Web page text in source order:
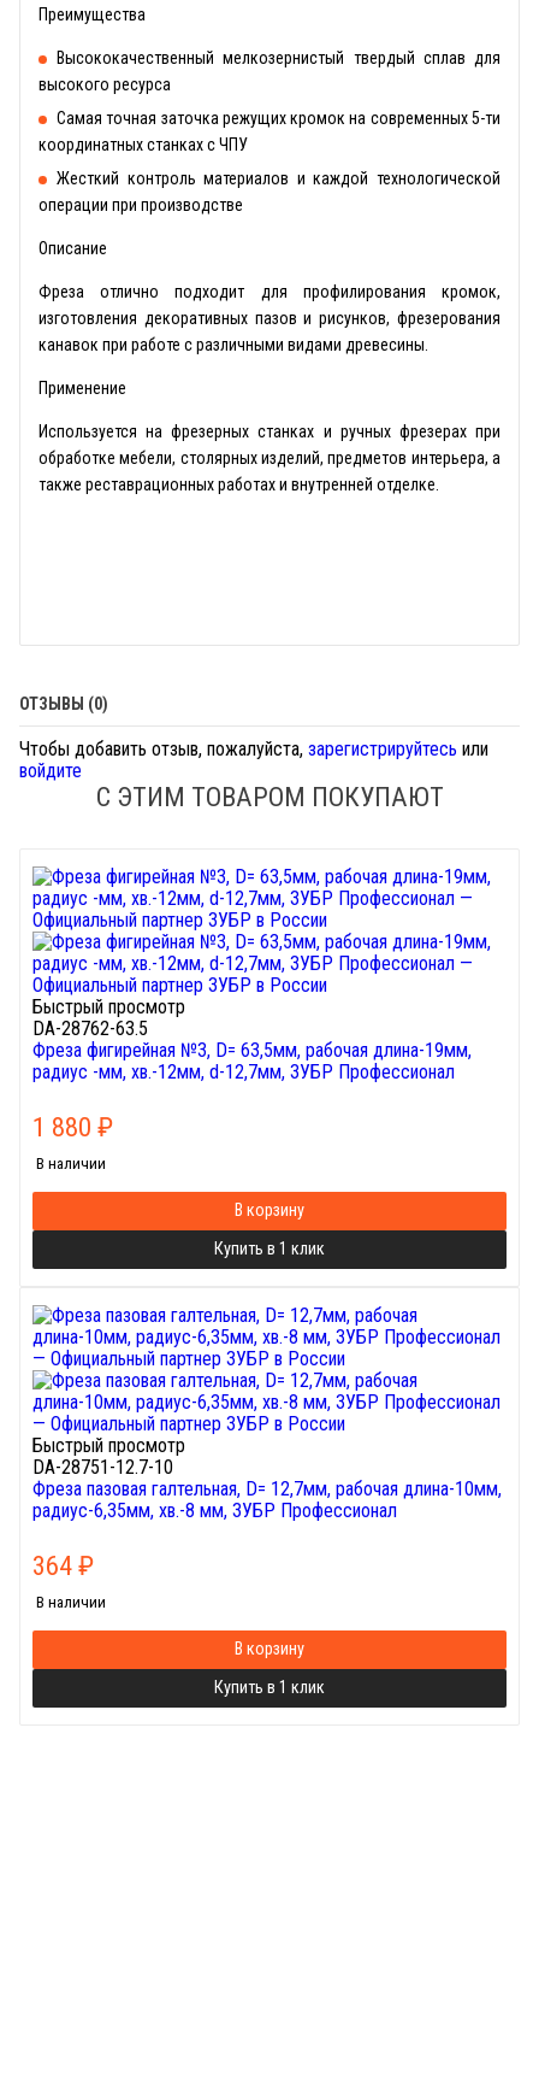
Преимущества
Высококачественный мелкозернистый твердый сплав для
высокого ресурса
Самая точная заточка режущих кромок на современных 5-ти
координатных станках с ЧПУ
Жесткий контроль материалов и каждой технологической
операции при производстве
Описание
Фреза отлично подходит для профилирования кромок,
изготовления декоративных пазов и рисунков, фрезерования
канавок при работе с различными видами древесины.
Применение
Используется на фрезерных станках и ручных фрезерах при
обработке мебели, столярных изделий, предметов интерьера, а
также реставрационных работах и внутренней отделке.
ОТЗЫВЫ (0)
Чтобы добавить отзыв, пожалуйста, зарегистрируйтесь или
войдите
С ЭТИМ ТОВАРОМ ПОКУПАЮТ
Быстрый просмотр
DA-28762-63.5
Фреза фигирейная №3, D= 63,5мм, рабочая длина-19мм,
радиус -мм, хв.-12мм, d-12,7мм, ЗУБР Профессионал
1 880 ₽
В наличии
В корзину
Купить в 1 клик
Быстрый просмотр
DA-28751-12.7-10
Фреза пазовая галтельная, D= 12,7мм, рабочая длина-10мм,
радиус-6,35мм, хв.-8 мм, ЗУБР Профессионал
364₽
В наличии
В корзину
Купить в 1 клик